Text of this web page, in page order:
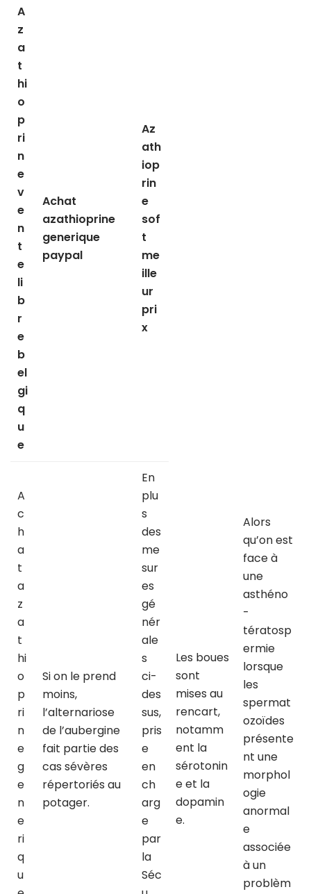
A
z
a
t
hi
o
p
ri
n
e
v
e
n
t
e
li
b
r
e
b
el
gi
q
u
e
Achat
azathioprine
generique
paypal
Az
ath
iop
rin
e
sof
t
me
ille
ur
pri
x
A
c
h
a
t
a
z
a
t
hi
o
p
ri
n
e
g
e
n
e
ri
q
u
Si on le prend
moins,
l’alternariose
de l’aubergine
fait partie des
cas sévères
répertoriés au
potager.
En
plu
s
des
me
sur
es
gé
nér
ale
s
ci-
des
sus,
pris
e
en
ch
arg
e
par
la
Séc
Les boues
sont
mises au
rencart,
notamm
ent la
sérotonin
e et la
dopamin
e.
Alors
qu’on est
face à
une
asthéno
-
tératosp
ermie
lorsque
les
spermat
ozoïdes
présente
nt une
morphol
ogie
anormal
e
associée
à un
problèm